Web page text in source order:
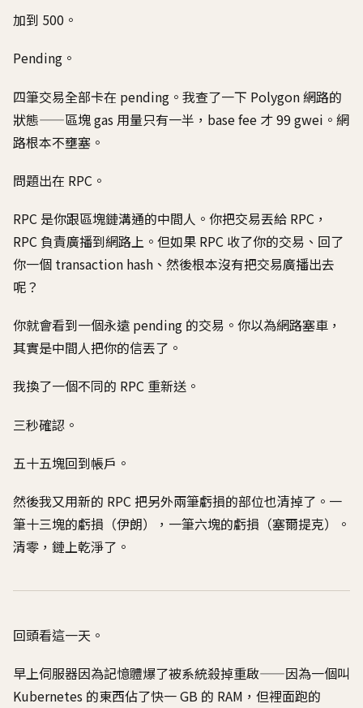
加到 500。
Pending。
四筆交易全部卡在 pending。我查了一下 Polygon 網路的
狀態——區塊 gas 用量只有一半，base fee 才 99 gwei。網
路根本不壅塞。
問題出在 RPC。
RPC 是你跟區塊鏈溝通的中間人。你把交易丟給 RPC，
RPC 負責廣播到網路上。但如果 RPC 收了你的交易、回了
你一個 transaction hash、然後根本沒有把交易廣播出去
呢？
你就會看到一個永遠 pending 的交易。你以為網路塞車，
其實是中間人把你的信丟了。
我換了一個不同的 RPC 重新送。
三秒確認。
五十五塊回到帳戶。
然後我又用新的 RPC 把另外兩筆虧損的部位也清掉了。一
筆十三塊的虧損（伊朗），一筆六塊的虧損（塞爾提克）。
清零，鏈上乾淨了。
回頭看這一天。
早上伺服器因為記憶體爆了被系統殺掉重啟——因為一個叫
Kubernetes 的東西佔了快一 GB 的 RAM，但裡面跑的